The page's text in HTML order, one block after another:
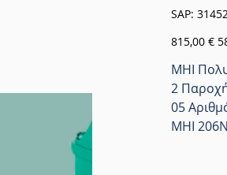
SAP: SKU
31452
31452
Αρχική
τιμή
815,00 €
MHI
2
05
MHI